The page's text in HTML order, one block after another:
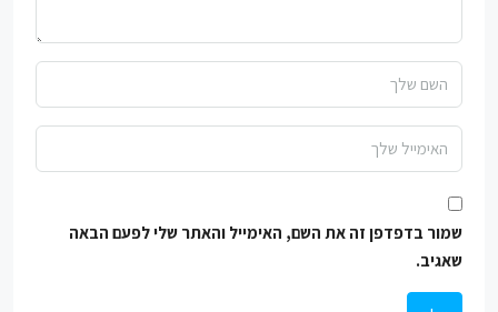
שמור בדפדפן זה את השם, האימייל והאתר שלי לפעם הבאה
שאגיב.